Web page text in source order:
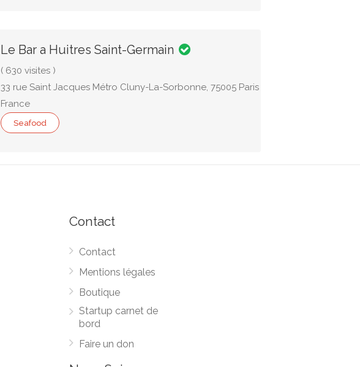
Le Bar a Huitres Saint-Germain
( 630 visites )
33 rue Saint Jacques Métro Cluny-La-Sorbonne, 75005 Paris
France
Seafood
Contact
Contact
Mentions légales
Boutique
Startup carnet de
bord
Faire un don